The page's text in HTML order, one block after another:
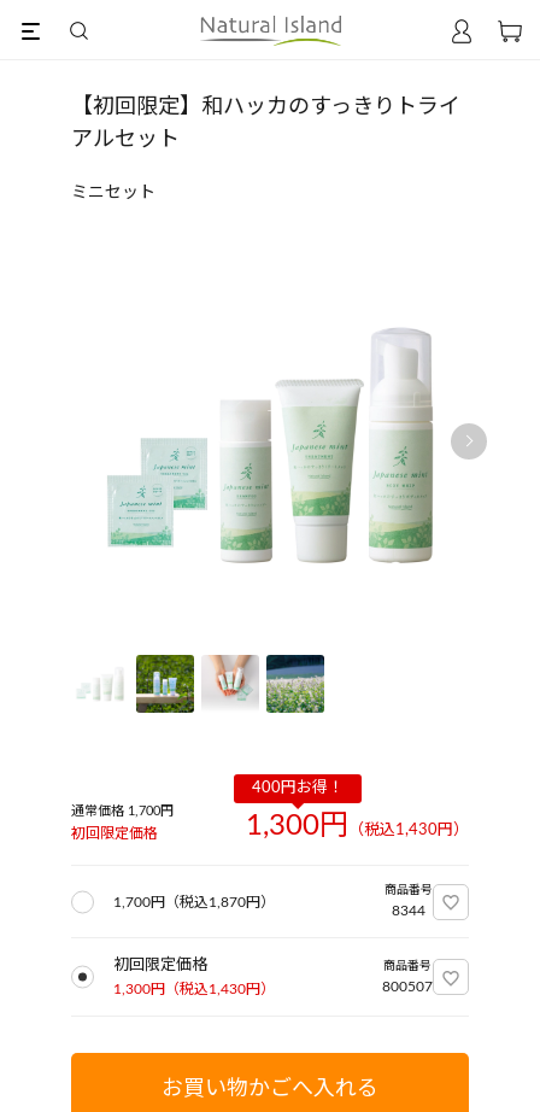
【初回限定】和ハッカのすっきりトライ
アルセット
ミニセット
通常価格 1,700円
初回限定価格 1,300円 （税込1,430円）
1,700円 （税込1,870円）
商品番号
8344
初回限定価格
1,300円 （税込1,430円）
商品番号
800507
お買い物かごへ入れる